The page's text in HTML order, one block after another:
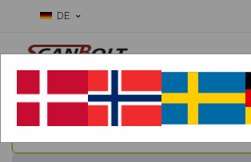
DE
Benötigen Sie Hilfe bei Verschleißteilen?